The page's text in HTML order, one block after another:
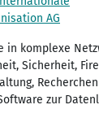
AG
in komplexe
Sicherheit,
zur